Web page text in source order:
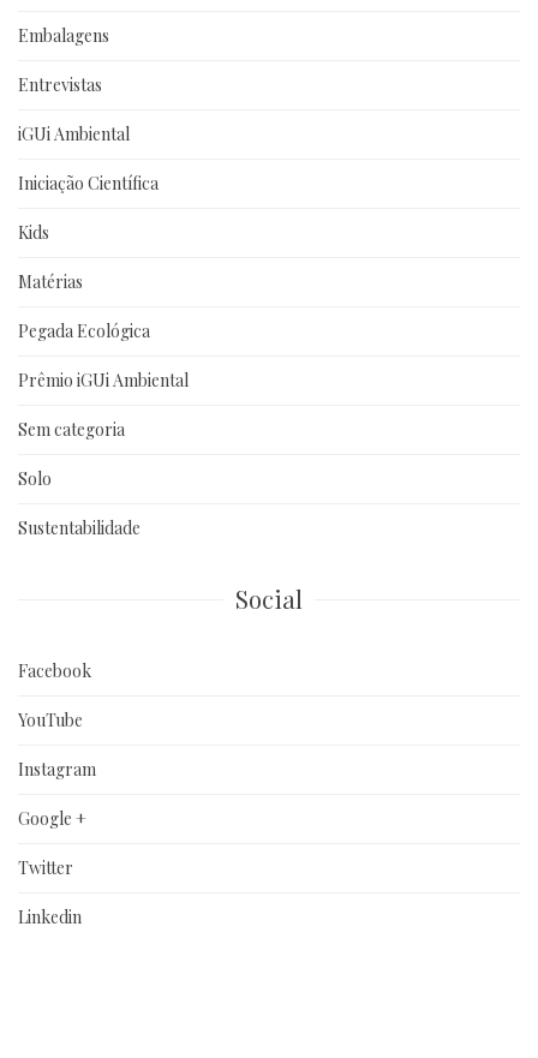
Embalagens
Entrevistas
iGUi Ambiental
Iniciação Científica
Kids
Matérias
Pegada Ecológica
Prêmio iGUi Ambiental
Sem categoria
Solo
Sustentabilidade
Social
Facebook
YouTube
Instagram
Google +
Twitter
Linkedin